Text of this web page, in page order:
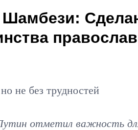
Шамбези:
не без трудностей
отметил важность